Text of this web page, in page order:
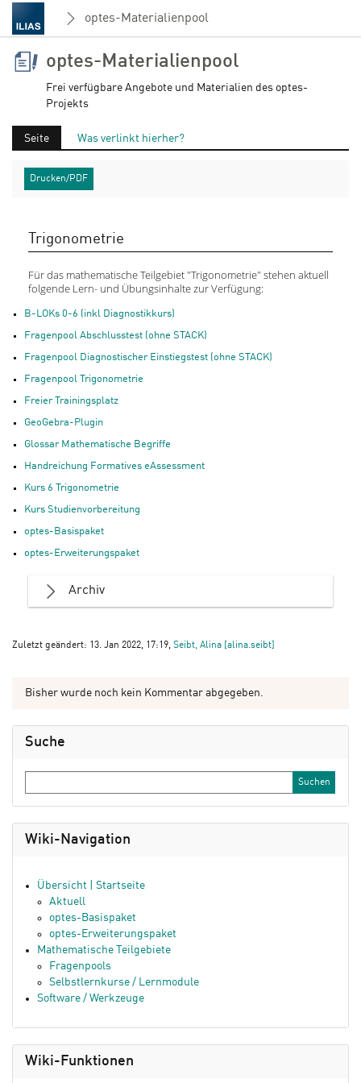
optes-Materialienpool
optes-Materialienpool
Frei verfügbare Angebote und Materialien des optes-
Projekts
Seite Was verlinkt hierher?
Drucken/PDF
Trigonometrie
Für das mathematische Teilgebiet "Trigonometrie" stehen aktuell
folgende Lern- und Übungsinhalte zur Verfügung:
B-LOKs 0-6 (inkl Diagnostikkurs)
Fragenpool Abschlusstest (ohne STACK)
Fragenpool Diagnostischer Einstiegstest (ohne STACK)
Fragenpool Trigonometrie
Freier Trainingsplatz
GeoGebra-Plugin
Glossar Mathematische Begriffe
Handreichung Formatives eAssessment
Kurs 6 Trigonometrie
Kurs Studienvorbereitung
optes-Basispaket
optes-Erweiterungspaket
Archiv
Zuletzt geändert: 13. Jan 2022, 17:19, Seibt, Alina [alina.seibt]
Bisher wurde noch kein Kommentar abgegeben.
Suche
Wiki-Navigation
Übersicht | Startseite
Aktuell
optes-Basispaket
optes-Erweiterungspaket
Mathematische Teilgebiete
Fragenpools
Selbstlernkurse / Lernmodule
Software / Werkzeuge
Wiki-Funktionen